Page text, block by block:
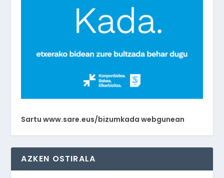
Sartu www.sare.eus/bizumkada webgunean
AZKEN OSTIRALA